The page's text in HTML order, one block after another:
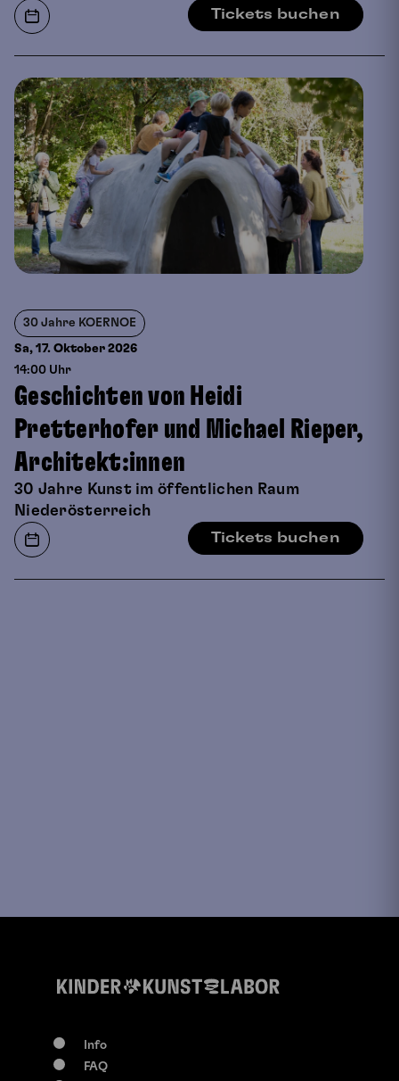
Tickets buchen
30 Jahre KOERNOE
Sa, 17. Oktober 2026
14:00 Uhr
Geschichten von Heidi
Pretterhofer und Michael Rieper,
Architekt:innen
30 Jahre Kunst im öffentlichen Raum
Niederösterreich
Tickets buchen
Info
FAQ